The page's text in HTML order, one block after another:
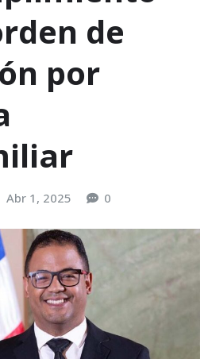
de
por
Abr 1, 2025 0